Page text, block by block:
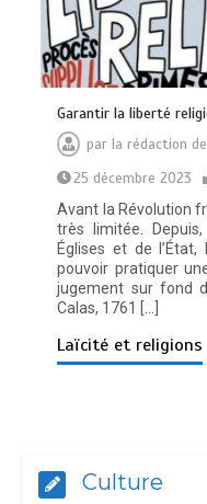
Gаrаntіr lа lіbеrté
par la rédaction de
25 décembre 2023
Avant la Révolution
très limitée.
Églises et de
pouvoir pratiquer
jugement sur fond
Calas, 1761 […]
Laïcité et religions
Culture